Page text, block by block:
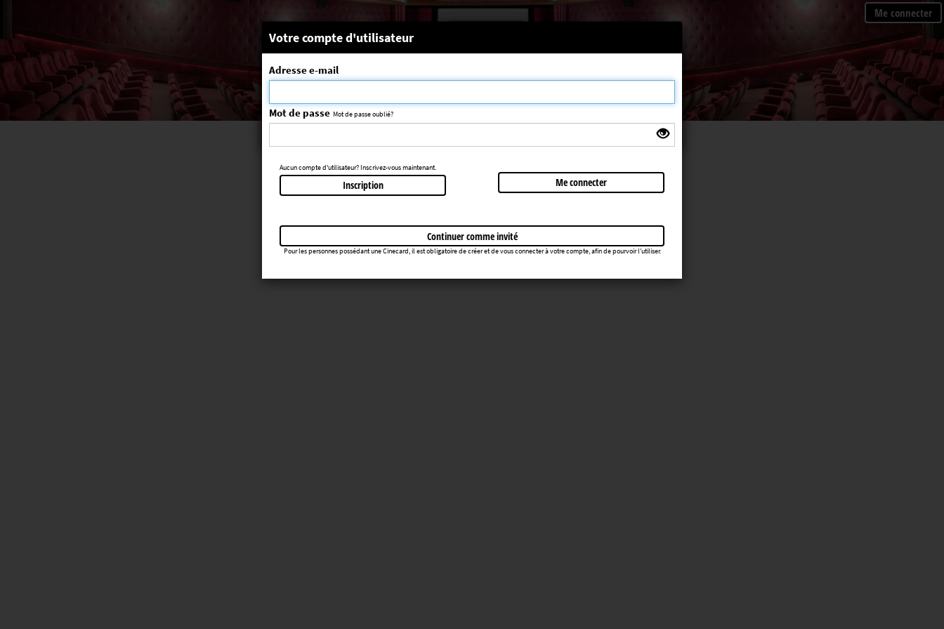
Me connecter
Message système
La séance choisie n'a pas été trouvée
Votre compte d'utilisateur
Adresse e-mail
Mot de passe Mot de passe oublié?
Aucun compte d'utilisateur? Inscrivez-vous maintenant.
Inscription Me connecter
Continuer comme invité
Pour les personnes possédant une Cinecard, il est obligatoire de créer et de vous connecter à votre compte, afin de pourvoir l’utiliser.